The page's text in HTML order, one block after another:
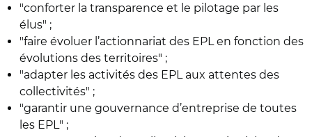
"conforter la transparence et le pilotage par les
élus" ;
"faire évoluer l’actionnariat des EPL en fonction des
évolutions des territoires" ;
"adapter les activités des EPL aux attentes des
collectivités" ;
"garantir une gouvernance d’entreprise de toutes
les EPL" ;